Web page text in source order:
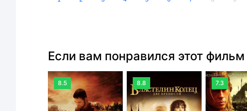
Если вам понравился этот фильм
8.5 8.8 7.3